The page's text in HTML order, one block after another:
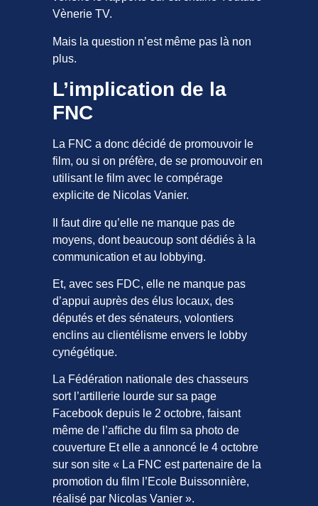
Vènerie TV.
Mais la question n’est même pas là non
plus.
L’implication de la
FNC
La FNC a donc décidé de promouvoir le
film, ou si on préfère, de se promouvoir en
utilisant le film avec le compérage
explicite de Nicolas Vanier.
Il faut dire qu’elle ne manque pas de
moyens, dont beaucoup sont dédiés à la
communication et au lobbying.
Et, avec ses FDC, elle ne manque pas
d’appui auprès des élus locaux, des
députés et des sénateurs, volontiers
enclins au clientélisme envers le lobby
cynégétique.
La Fédération nationale des chasseurs
sort l’artillerie lourde sur sa page
Facebook depuis le 2 octobre, faisant
même de l’affiche du film sa photo de
couverture Et elle a annoncé le 4 octobre
sur son site « La FNC est partenaire de la
promotion du film l’Ecole Buissonnière,
réalisé par Nicolas Vanier ».